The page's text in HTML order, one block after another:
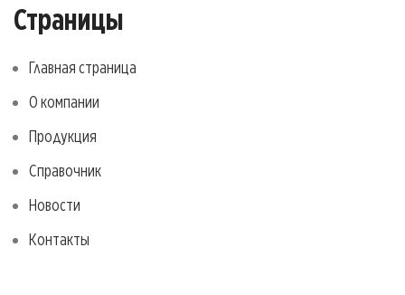
Страницы
Главная страница
О компании
Продукция
Справочник
Новости
Контакты